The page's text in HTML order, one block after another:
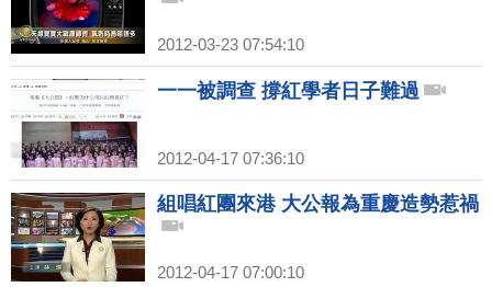
2012-03-23 07:54:10
一一被調查 撐紅學者日子難過
2012-04-17 07:36:10
組唱紅團來港 大公報為重慶造勢惹禍
2012-04-17 07:00:10